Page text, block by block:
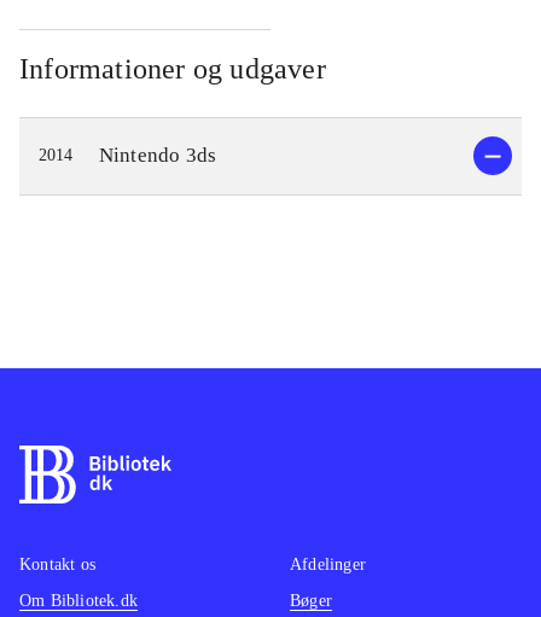
Informationer og udgaver
2014 Nintendo 3ds
Kontakt os
Om Bibliotek.dk
Afdelinger
Bøger